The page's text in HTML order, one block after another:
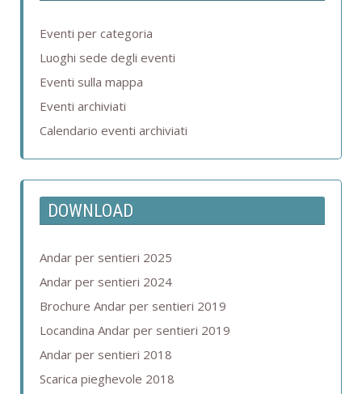
Eventi per categoria
Luoghi sede degli eventi
Eventi sulla mappa
Eventi archiviati
Calendario eventi archiviati
DOWNLOAD
Andar per sentieri 2025
Andar per sentieri 2024
Brochure Andar per sentieri 2019
Locandina Andar per sentieri 2019
Andar per sentieri 2018
Scarica pieghevole 2018